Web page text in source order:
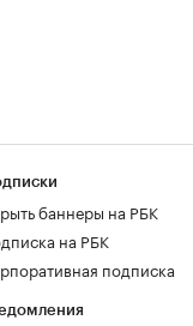
баннеры на РБК
на РБК
подписка